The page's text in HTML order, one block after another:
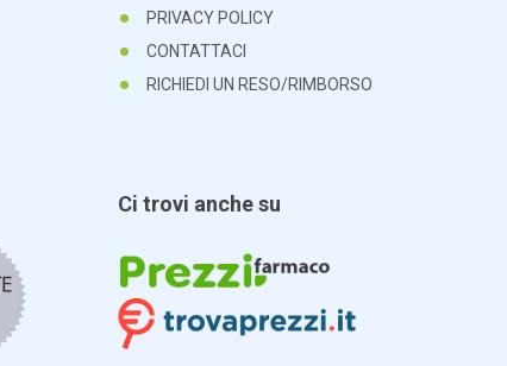
PRIVACY POLICY
CONTATTACI
RICHIEDI UN RESO/RIMBORSO
Ci trovi anche su